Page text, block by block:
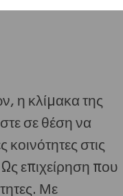
η κλίμακα της
σε θέση να
στις
επιχείρηση που
Με